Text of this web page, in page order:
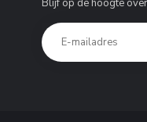
Blijf op de hoogte